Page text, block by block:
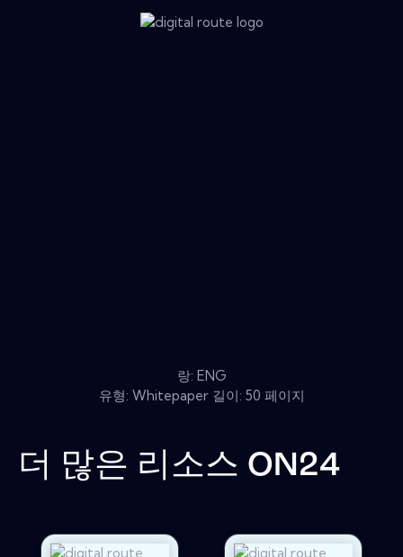
랑: ENG
유형: Whitepaper 길이: 50 페이지
더 많은 리소스 ON24